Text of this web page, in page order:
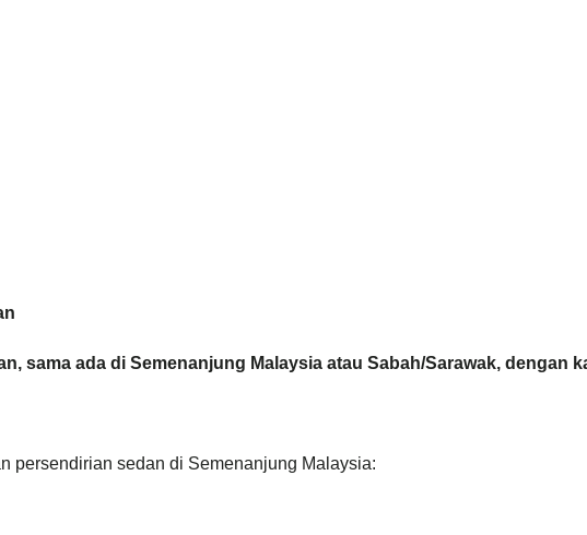
sama ada di Semenanjung Malaysia atau Sabah/Sarawak,
persendirian sedan di Semenanjung Malaysia: